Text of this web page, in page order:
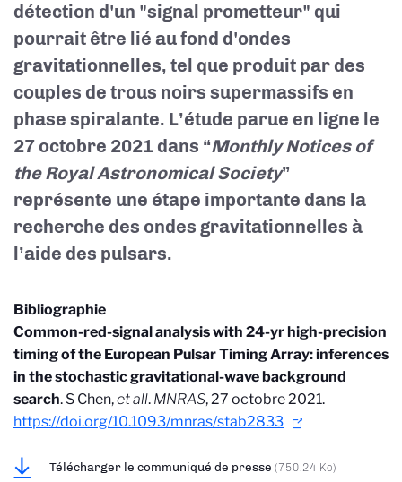
détection d'un "signal prometteur" qui
pourrait être lié au fond d'ondes
gravitationnelles, tel que produit par des
couples de trous noirs supermassifs en
phase spiralante. L’étude parue en ligne le
27 octobre 2021 dans “Monthly Notices of
the Royal Astronomical Society”
représente une étape importante dans la
recherche des ondes gravitationnelles à
l’aide des pulsars.
Bibliographie
Common-red-signal analysis with 24-yr high-precision
timing of the European Pulsar Timing Array: inferences
in the stochastic gravitational-wave background
search. S Chen,et all. MNRAS, 27 octobre 2021.
https://doi.org/10.1093/mnras/stab2833
Télécharger le communiqué de presse (750.24 Ko)